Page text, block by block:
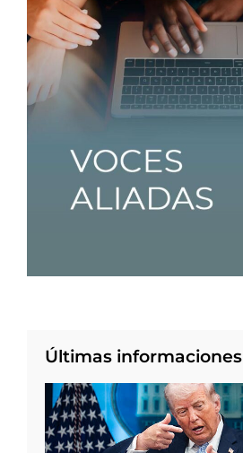
Últimas informaciones